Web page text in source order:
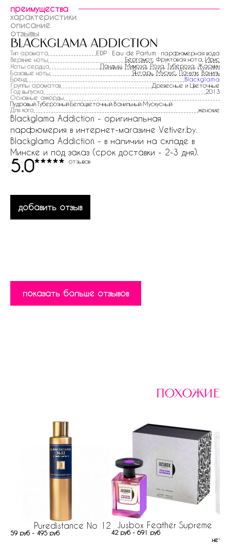
преимущества
характеристики
описание
отзывы
blackglama addiction
Тип аромата
EDP · Eau de Parfum · парфюмерная вода
Верхние ноты
Бергамот , Фруктовая нота, Ирис
Ноты сердца
Ландыш Мимоза Роза Тубероза Жасмин
Базовые ноты
Янтарь Мускус Пачули Ваниль
Бренд
Blackglama
Группы ароматов
Древесные и Цветочные
Год выпуска
2013
Основные аккорды
Пудровый:Туберозный:Белоцветочный:Ванильный:Мускусный:
Для кого
женские
Blackglama Addiction - оригинальная
парфюмерия в интернет-магазине Vetiver.by.
Blackglama Addiction - в наличии на складе в
Минске и под заказ (срок доставки - 2-3 дня).
5.0 отзывов
добавить отзыв
показать больше отзывов
похожие
Puredistance No 12
59 руб - 495 руб
Jusbox Feather Supreme
42 руб - 691 руб
нет